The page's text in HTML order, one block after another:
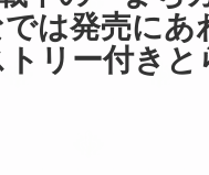
は発売にあ
リー付きと